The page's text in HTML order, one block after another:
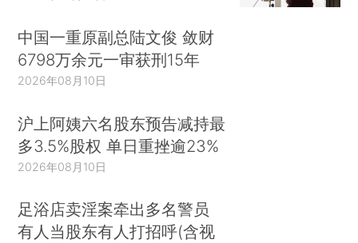
中国一重原副总陆文俊 敛财
6798万余元一审获刑15年
2026年08月10日
沪上阿姨六名股东预告减持最
多3.5%股权 单日重挫逾23%
2026年08月10日
足浴店卖淫案牵出多名警员
有人当股东有人打招呼(含视